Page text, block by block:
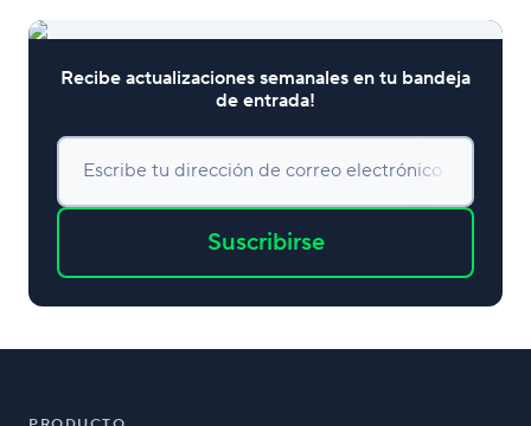
Recibe actualizaciones semanales en tu bandeja
de entrada!
Escribe tu dirección de correo electrónico
Suscribirse